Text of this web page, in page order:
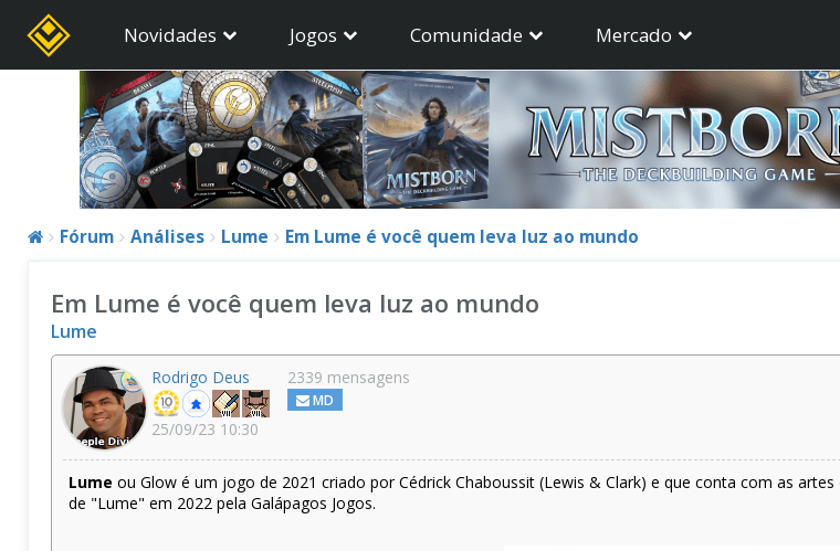
Novidades Jogos Comunidade Mercado
Fórum Análises Lume Em Lume é você quem leva luz ao mundo
Em Lume é você quem leva luz ao mundo
Lume
Rodrigo Deus
25/09/23 10:30
2339 mensagens
MD
Lume ou Glow é um jogo de 2021 criado por Cédrick Chaboussit (Lewis & Clark) e que conta com as
de "Lume" em 2022 pela Galápagos Jogos.